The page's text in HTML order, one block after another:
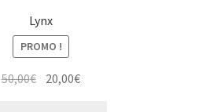
Lynx
PROMO !
50,00€ Le20,00€Le